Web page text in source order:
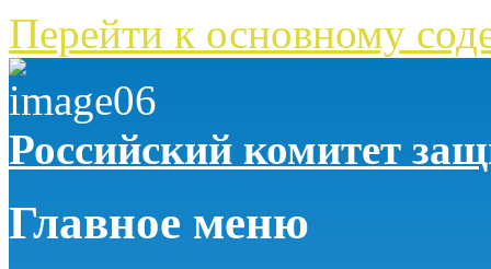
Перейти к основному
Российский комитет
Главное меню